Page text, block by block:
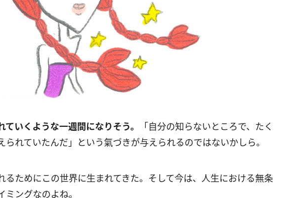
ていくような一週間になりそう。
「自分の知らないところで、たく
られていたんだ」という氣づきが与えられるのではないかしら。
るためにこの世界に生まれてきた。そして今は、人生における無条
ングなのよね。